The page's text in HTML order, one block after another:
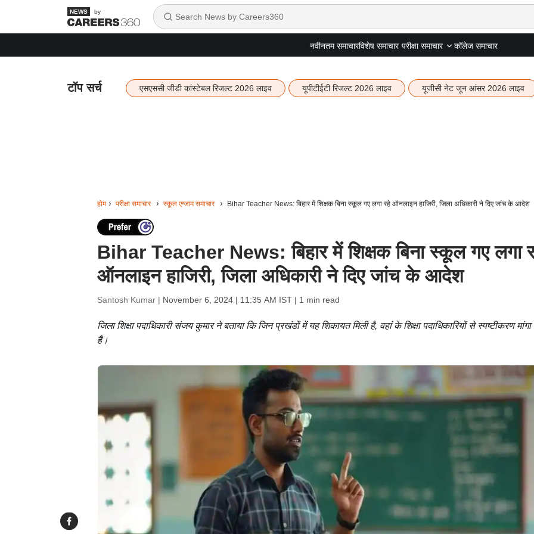
by
नवीनतम समाचारविशेष समाचार परीक्षा समाचार कॉलेज समाचार
टॉप सर्च एसएससी जीडी कांस्टेबल रिजल्ट 2026 लाइव यूपीटीईटी रिजल्ट 2026 लाइव यूजीसी नेट जून आंसर 2026 लाइव
होम परीक्षा समाचार स्कूल एग्जाम समाचार Bihar Teacher News: बिहार में शिक्षक बिना स्कूल गए लगा रहे ऑनलाइन हाजिरी, जिला अधिकारी ने दिए जांच के आदेश
Bihar Teacher News: बिहार में शिक्षक बिना स्कूल गए लगा
ऑनलाइन हाजिरी, जिला अधिकारी ने दिए जांच के आदेश
Santosh Kumar | November 6, 2024 | 11:35 AM IST| 1 min read
जिला शिक्षा पदाधिकारी संजय कुमार ने बताया कि जिन प्रखंडों में यह शिकायत मिली है, वहां के शिक्षा पदाधिकारियों से स्पष्टीकरण मांगा
है।